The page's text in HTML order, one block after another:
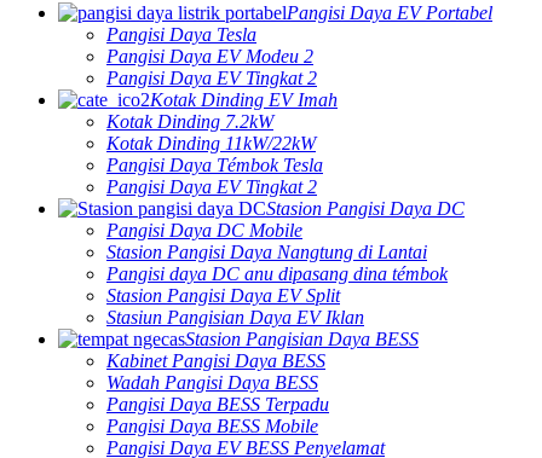
Pangisi Daya EV Portabel
Pangisi Daya Tesla
Pangisi Daya EV Modeu 2
Pangisi Daya EV Tingkat 2
Kotak Dinding EV Imah
Kotak Dinding 7.2kW
Kotak Dinding 11kW/22kW
Pangisi Daya Témbok Tesla
Pangisi Daya EV Tingkat 2
Stasion Pangisi Daya DC
Pangisi Daya DC Mobile
Stasion Pangisi Daya Nangtung di Lantai
Pangisi daya DC anu dipasang dina témbok
Stasion Pangisi Daya EV Split
Stasiun Pangisian Daya EV Iklan
Stasion Pangisian Daya BESS
Kabinet Pangisi Daya BESS
Wadah Pangisi Daya BESS
Pangisi Daya BESS Terpadu
Pangisi Daya BESS Mobile
Pangisi Daya EV BESS Penyelamat